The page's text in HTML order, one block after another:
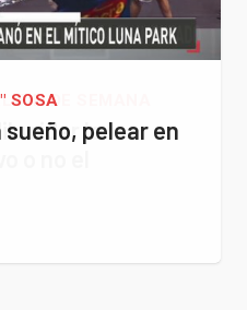
SOSA
pelear en